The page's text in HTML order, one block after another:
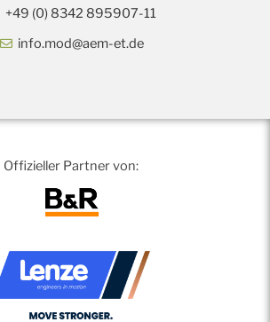
+49 (0) 8342 895907-11
info.mod@aem-et.de
Offizieller Partner von: